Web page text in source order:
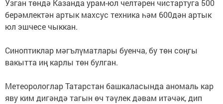
Узган төндә Казанда урам-юл челтәрен чистартуга 500
берәмлектән артык махсус техника һәм 600дән артык
юл эшчесе чыккан.
Синоптиклар мәгълүматлары буенча, бу төн соңгы
вакытта иң карлы төн булган.
Метеорологлар Татарстан башкаласында аномаль кар
яву ким дигәндә тагын өч тәүлек дәвам итәчәк, дип